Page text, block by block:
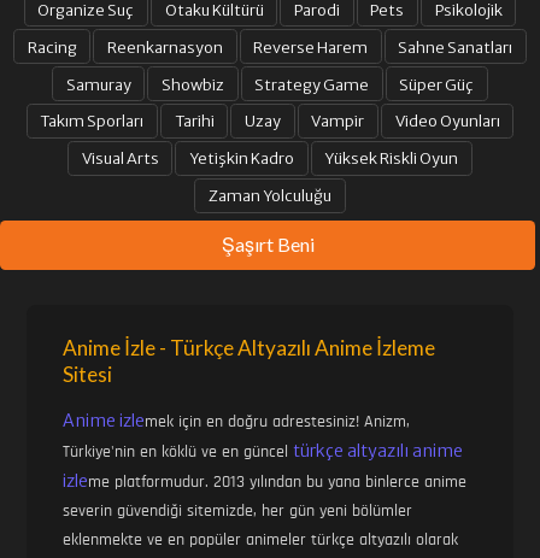
31. BÖLÜM 32. BÖLÜM
33. BÖLÜM 34. BÖLÜM
36. BÖLÜM
Organize Suç Otaku Kültürü Parodi Pets
Psikolojik
Racing
Reenkarnasyon Reverse Harem
Sahne Sanatları
Samuray
Showbiz Strategy Game
Süper Güç
Takım Sporları
Tarihi Uzay Vampir
Video Oyunları
Visual Arts
Yetişkin Kadro
Yüksek Riskli Oyun
Zaman Yolculuğu
Şaşırt Beni
Anime İzle - Türkçe Altyazılı Anime İzleme
Sitesi
Anime izlemek için en doğru adrestesiniz! Anizm,
Türkiye'nin en köklü ve en günceltürkçe altyazılı anime
izleme platformudur. 2013 yılından bu yana binlerce anime
severin güvendiği sitemizde, her gün yeni bölümler
eklenmekte ve en popüler animeler türkçe altyazılı olarak